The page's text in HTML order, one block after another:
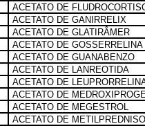
ACETATO DE
ACETATO DE GANIRRELIX
ACETATO DE GLATIRÂMER
ACETATO DE GOSSERRELINA
ACETATO DE GUANABENZO
ACETATO DE LANREOTIDA
ACETATO DE
ACETATO DE
ACETATO DE MEGESTROL
ACETATO DE